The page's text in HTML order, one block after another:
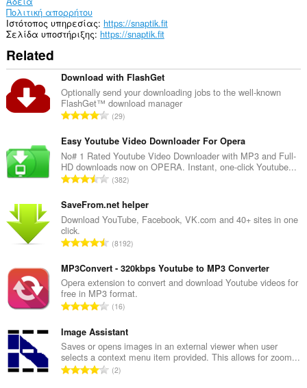
Πολιτική απορρήτου
Ιστότοπος υπηρεσίας https://snaptik.fit
Σελίδα υποστήριξης https://snaptik.fit
Related
Download with FlashGet
Optionally send your downloading jobs to the well-known
FlashGet™ download manager
Σ
ν
ο
λ
ο
α
θ
μ
ο
λ
ο
γ
ή
ε
ω
ν
:
29
Easy Youtube Video Downloader For Opera
No# 1 Rated Youtube Video Downloader with MP3 and Full-
HD downloads now on OPERA. Instant, one-click Youtube...
Σ
ν
ο
ο
α
θ
μ
ο
λ
ο
γ
ή
382
SaveFrom.net helper
Download YouTube, Facebook, VK.com and 40+ sites in one
click.
Σ
ν
ο
λ
ο
α
θ
μ
ο
8192
MP3Convert - 320kbps Youtube to MP3 Converter
Opera extension to convert and download Youtube videos for
free in MP3 format.
Σ
ν
ο
λ
ο
16
Image Assistant
Saves or opens images in an external viewer when user
selects a context menu item provided. This allows for zoom...
Σ2